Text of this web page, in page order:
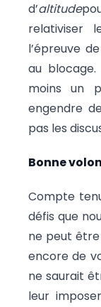
d’altitude
relativiser
l’épreuve
au
moins un
engendre
pas les
Bonne
Compte
défis que
ne peut
encore de
ne saurait
leur